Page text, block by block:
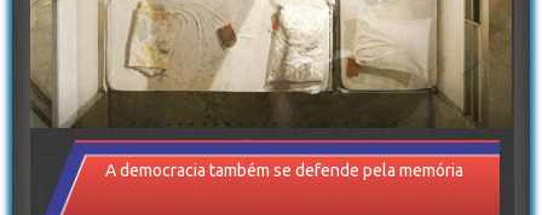
A democracia também se defende pela memória